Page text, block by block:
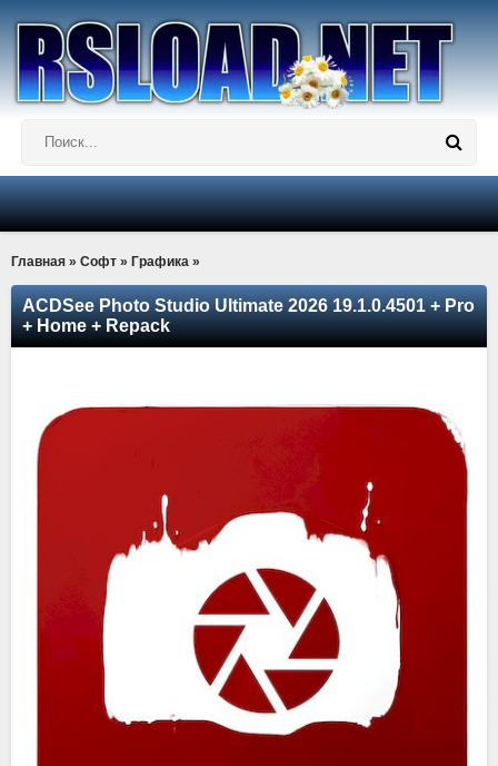
Главная » Софт » Графика »
ACDSee Photo Studio Ultimate 2026 19.1.0.4501 + Pro
+ Home + Repack